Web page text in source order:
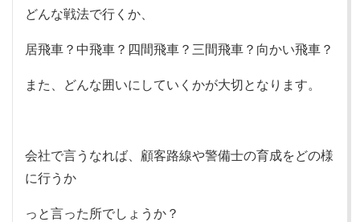
どんな戦法で行くか、
居飛車？中飛車？四間飛車？三間飛車？向かい飛車？
また、どんな囲いにしていくかが大切となります。
会社で言うなれば、顧客路線や警備士の育成をどの様
に行うか
っと言った所でしょうか？